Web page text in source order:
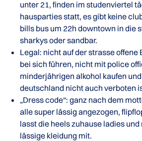
unter 21, finden im studenviertel
hausparties statt, es gibt keine
bills bus um 22h downtown in die
sharkys oder sandbar.
Legal: nicht auf der strasse offene
bei sich führen, nicht mit police
minderjährigen alkohol kaufen
deutschland nicht auch verboten
„Dress code“: ganz nach dem
alle super lässig angezogen,
lasst die heels zuhause ladies
lässige kleidung mit.